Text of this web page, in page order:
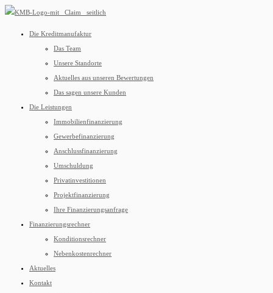
Die Kreditmanufaktur
Das Team
Unsere Standorte
Aktuelles aus unseren Bewertungen
Das sagen unsere Kunden
Die Leistungen
Immobilienfinanzierung
Gewerbefinanzierung
Anschlussfinanzierung
Umschuldung
Privatinvestitionen
Projektfinanzierung
Ihre Finanzierungsanfrage
Finanzierungsrechner
Konditionsrechner
Nebenkostenrechner
Aktuelles
Kontakt